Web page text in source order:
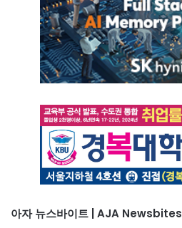
아자 뉴스바이트 | AJA Newsbites